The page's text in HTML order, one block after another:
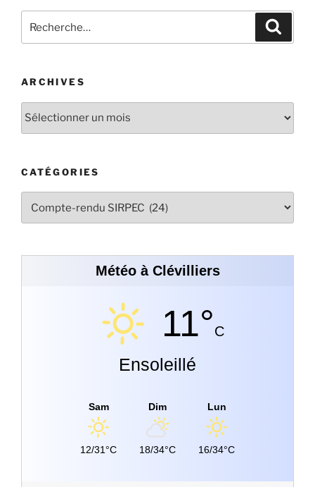
ARCHIVES
CATÉGORIES
Météo à Clévilliers
11°C
Ensoleillé
Sam
12/31°C
Dim
18/34°C
Lun
16/34°C